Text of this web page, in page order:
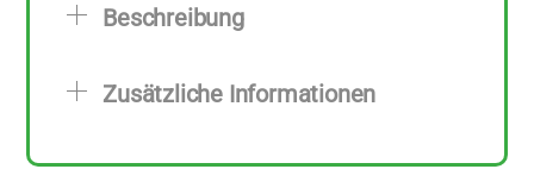
340
Menge
Beschreibung
Zusätzliche Informationen